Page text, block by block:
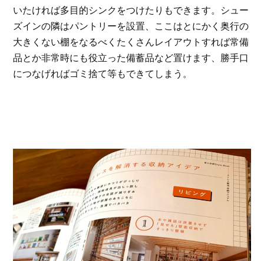
いたければ多目的シンクをつけたりもできます。シュー
ズインの隣はパントリーを設置、ここはとにかく奥行の
大きくない棚をなるべくたくさんレイアウトすれば常備
品とか非常時にも役立った備蓄品など置けます、勝手口
につなげればゴミ捨て等もできてしまう。